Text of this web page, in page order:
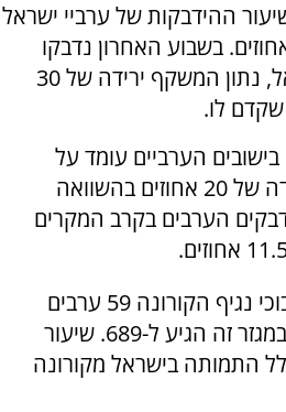
ההידבקות של ערביי ישראל
עומד על 16.2 אחוזים. בשבוע האחרון נדבקו
5,286 מקרב ערביי ישראל, נתון המשקף ירידה של 30
לו.
הערביים עומד על
9,079, נתון המשקף ירידה של 20 אחוזים בהשוואה
הערבים בקרב המקרים
בשבוע האחרון מתו מסיבוכי נגיף הקורונה 59 ערבים
ישראלים, ומספר הכולל במגזר זה הגיע ל-689. שיעור
התמותה בישראל מקורונה